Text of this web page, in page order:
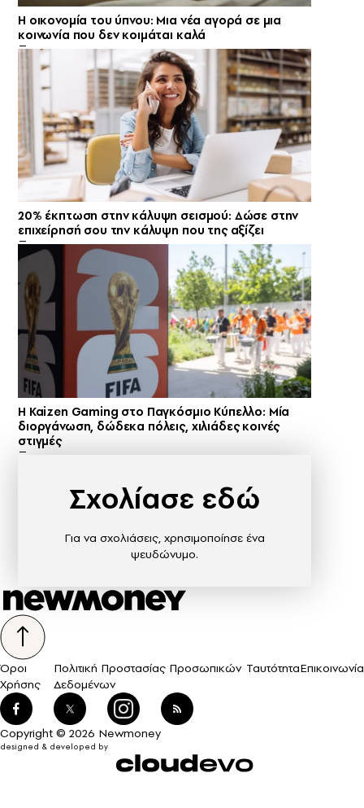
Η οικονομία του ύπνου: Μια νέα αγορά σε μια
κοινωνία που δεν κοιμάται καλά
20% έκπτωση στην κάλυψη σεισμού: Δώσε στην
επιχείρησή σου την κάλυψη που της αξίζει
H Kaizen Gaming στο Παγκόσμιο Kύπελλο: Μία
διοργάνωση, δώδεκα πόλεις, χιλιάδες κοινές
στιγμές
Σχολίασε εδώ
Για να σχολιάσεις, χρησιμοποίησε ένα
ψευδώνυμο.
Όροι
Χρήσης
Πολιτική Προστασίας Προσωπικών
Δεδομένων
ΤαυτότηταΕπικοινωνία
Copyright © 2026 Newmoney
designed & developed by